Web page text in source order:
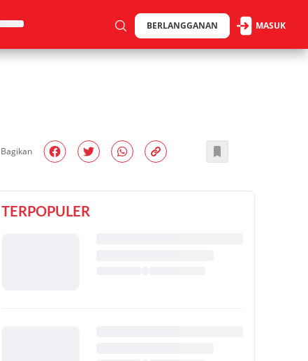
BERLANGGANAN MASUK
Bagikan
TERPOPULER